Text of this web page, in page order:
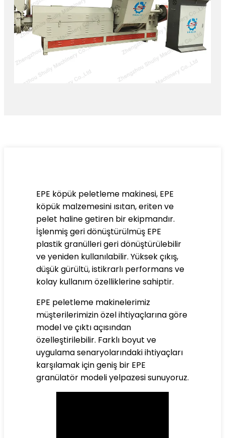
EPE köpük peletleme makinesi, EPE
köpük malzemesini ısıtan, eriten ve
pelet haline getiren bir ekipmandır.
İşlenmiş geri dönüştürülmüş EPE
plastik granülleri geri dönüştürülebilir
ve yeniden kullanılabilir. Yüksek çıkış,
düşük gürültü, istikrarlı performans ve
kolay kullanım özelliklerine sahiptir.
EPE peletleme makinelerimiz
müşterilerimizin özel ihtiyaçlarına göre
model ve çıktı açısından
özelleştirilebilir. Farklı boyut ve
uygulama senaryolarındaki ihtiyaçları
karşılamak için geniş bir EPE
granülatör modeli yelpazesi sunuyoruz.